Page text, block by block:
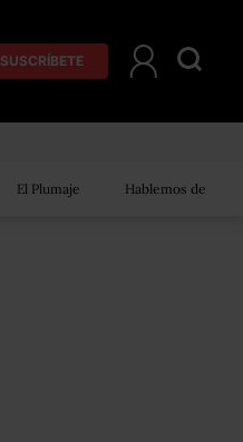
SUSCRÍBETE
El Plumaje Hablemos de